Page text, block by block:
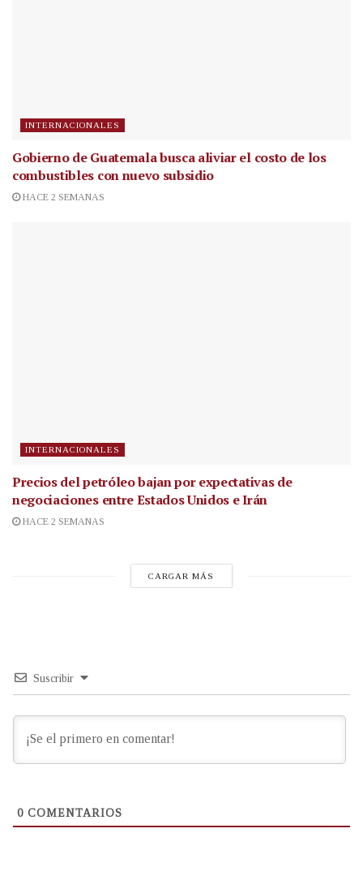
INTERNACIONALES
Gobierno de Guatemala busca aliviar el costo de los
combustibles con nuevo subsidio
HACE 2 SEMANAS
INTERNACIONALES
Precios del petróleo bajan por expectativas de
negociaciones entre Estados Unidos e Irán
HACE 2 SEMANAS
CARGAR MÁS
Suscribir
0 COMENTARIOS